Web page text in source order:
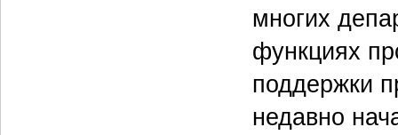
многих
функциях
поддержки
недавно